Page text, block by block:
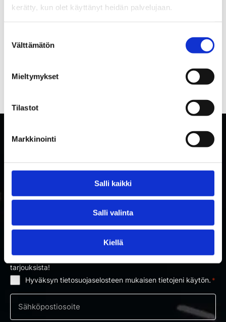
kerätty, kun olet käyttänyt heidän palvelujaan.
valinta
Välttämätön
Mieltymykset
Tilastot
Markkinointi
Salli kaikki
Salli valinta
Kiellä
TILAA RAKETTITUKUN UUTISKIRJE
Tilaa uutiskirje ja saat ensimmäisenä tietoa uutuuksista ja
tarjouksista!
Hyväksyn tietosuojaselosteen mukaisen tietojeni käytön. *
Sähköposti